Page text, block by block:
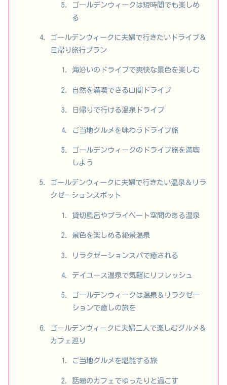
ゴールデンウィークは短時間でも楽しめ
る
ゴールデンウィークに夫婦で行きたいドライブ＆
日帰り旅行プラン
海沿いのドライブで爽快な景色を楽しむ
自然を満喫できる山間ドライブ
日帰りで行ける温泉ドライブ
ご当地グルメを味わうドライブ旅
ゴールデンウィークのドライブ旅を満喫
しよう
ゴールデンウィークに夫婦で行きたい温泉＆リラ
クゼーションスポット
貸切風呂やプライベート空間のある温泉
景色を楽しめる絶景温泉
リラクゼーションスパで癒される
デイユース温泉で気軽にリフレッシュ
ゴールデンウィークは温泉＆リラクゼー
ションで癒しの旅を
ゴールデンウィークに夫婦二人で楽しむグルメ＆
カフェ巡り
ご当地グルメを堪能する旅
話題のカフェでゆったりと過ごす